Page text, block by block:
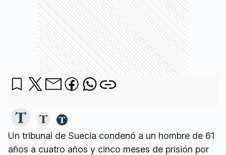
Un tribunal de Suecia condenó a un hombre de 61
años a cuatro años y cinco meses de prisión por